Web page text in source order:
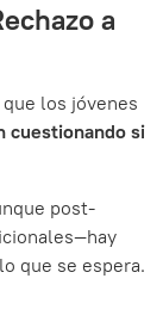
a
los jóvenes
cuestionando si
post-
que se espera.